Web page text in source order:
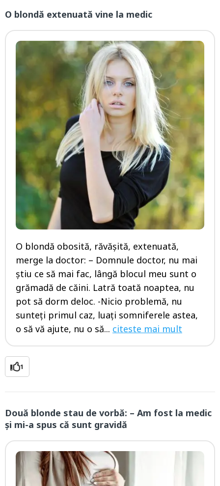
O blondă extenuată vine la medic
O blondă obosită, răvășită, extenuată,
merge la doctor: – Domnule doctor, nu mai
știu ce să mai fac, lângă blocul meu sunt o
grămadă de căini. Latră toată noaptea, nu
pot să dorm deloc. -Nicio problemă, nu
sunteți primul caz, luați somniferele astea,
o să vă ajute, nu o să... citeste mai mult
1
Două blonde stau de vorbă: – Am fost la medic
și mi-a spus că sunt gravidă